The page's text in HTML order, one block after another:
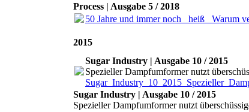
Process | Ausgabe 5 / 2018
50 Jahre und immer noch _heiß_ Warum
2015
Sugar Industry | Ausgabe 10 / 2015
Spezieller Dampfumformer nutzt
Sugar Industry | Ausgabe 10 / 2015
Spezieller Dampfumformer nutzt